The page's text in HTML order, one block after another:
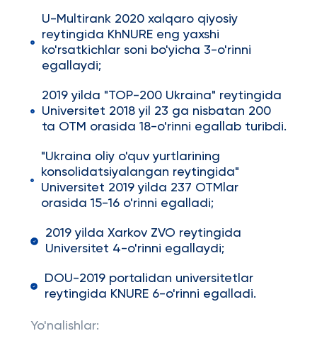
U-Multirank 2020 xalqaro qiyosiy
reytingida KhNURE eng yaxshi
ko'rsatkichlar soni bo'yicha 3-o'rinni
egallaydi;
2019 yilda "TOP-200 Ukraina" reytingida
Universitet 2018 yil 23 ga nisbatan 200
ta OTM orasida 18-o'rinni egallab turibdi.
"Ukraina oliy o'quv yurtlarining
konsolidatsiyalangan reytingida"
Universitet 2019 yilda 237 OTMlar
orasida 15-16 o'rinni egalladi;
2019 yilda Xarkov ZVO reytingida
Universitet 4-o'rinni egallaydi;
DOU-2019 portalidan universitetlar
reytingida KNURE 6-o'rinni egalladi.
Yo'nalishlar: